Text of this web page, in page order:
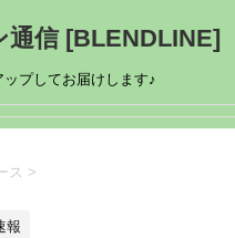
通信 [BLENDLINE]
プしてお届けします♪
ス >
報